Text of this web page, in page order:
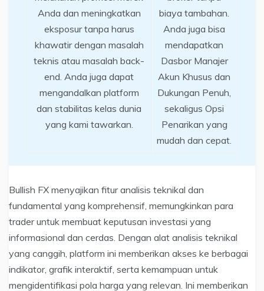
Anda dan meningkatkan
eksposur tanpa harus
khawatir dengan masalah
teknis atau masalah back-
end. Anda juga dapat
mengandalkan platform
dan stabilitas kelas dunia
yang kami tawarkan.
biaya tambahan.
Anda juga bisa
mendapatkan
Dasbor Manajer
Akun Khusus dan
Dukungan Penuh,
sekaligus Opsi
Penarikan yang
mudah dan cepat.
Bullish FX menyajikan fitur analisis teknikal dan
fundamental yang komprehensif, memungkinkan para
trader untuk membuat keputusan investasi yang
informasional dan cerdas. Dengan alat analisis teknikal
yang canggih, platform ini memberikan akses ke berbagai
indikator, grafik interaktif, serta kemampuan untuk
mengidentifikasi pola harga yang relevan. Ini memberikan